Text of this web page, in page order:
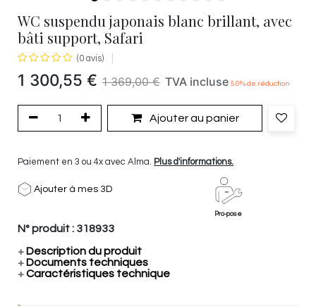
WC suspendu japonais blanc brillant, avec
bâti support, Safari
(0 avis)
1 300,55 € 1 369,00€ TVA incluse 5.0% de réduction
Ajouter au panier
Paiement en 3 ou 4x avec Alma. Plus d'informations.
Ajouter à mes 3D
Pro-pose
N° produit : 318933
+ Description du produit
+ Documents techniques
+Caractéristiques technique